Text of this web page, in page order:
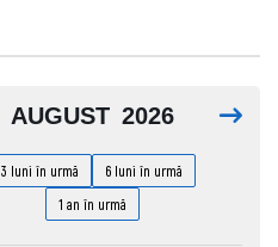
AUGUST 2026
3 luni în urmă
6 luni în urmă
1 an în urmă